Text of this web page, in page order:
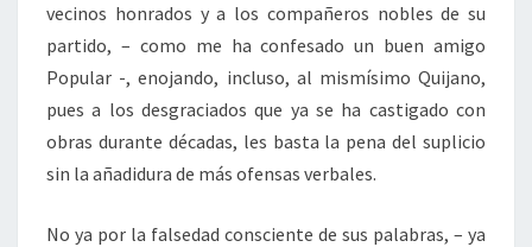
vecinos honrados y a los compañeros nobles de su
partido, – como me ha confesado un buen amigo
Popular -, enojando, incluso, al mismísimo Quijano,
pues a los desgraciados que ya se ha castigado con
obras durante décadas, les basta la pena del suplicio
sin la añadidura de más ofensas verbales.
No ya por la falsedad consciente de sus palabras, – ya